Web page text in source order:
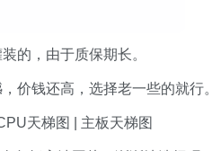
的，由于质保期长。
价钱还高，选择老一些的就行。
天梯图 | 主板天梯图